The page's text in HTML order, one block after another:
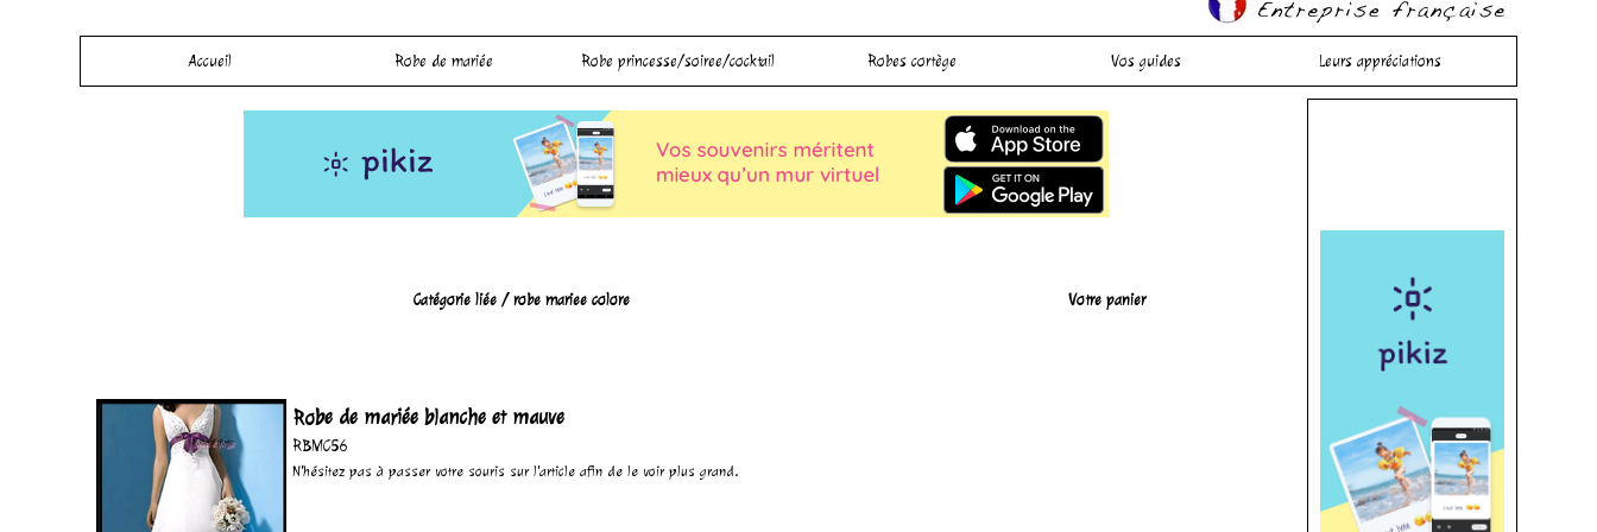
Accueil Robe de mariée Robe princesse/soiree/cocktail Robes cortège Vos guides Leurs appréciations
Catégorie liée /robe mariee colore Votre panier
Robe de mariée blanche et mauve
RBMC56
N'hésitez pas à passer votre souris sur l'article afin de le voir plus grand.